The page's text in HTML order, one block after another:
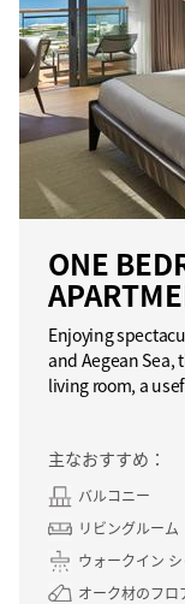
ONE
Enjoying
and Aegean
living room, a
主なおすすめ：
バルコニー
リビングルーム
ウォークイン
オーク材のフロ